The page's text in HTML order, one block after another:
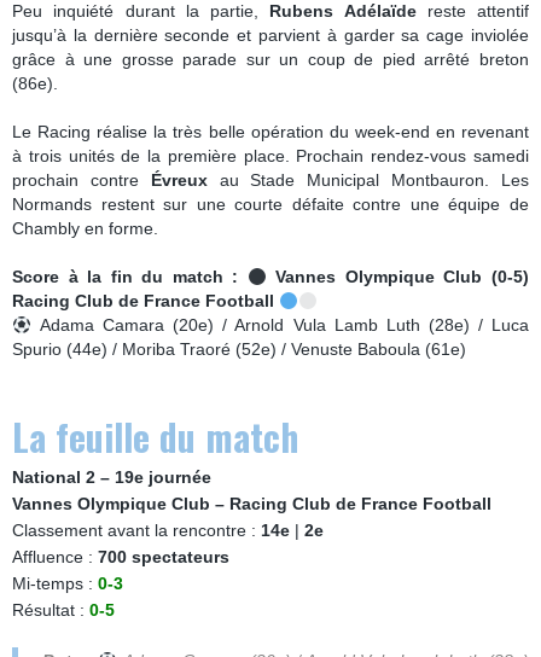
Peu inquiété durant la partie, Rubens Adélaïdereste attentif
jusqu’à la dernière seconde et parvient à garder sa cage inviolée
grâce à une grosse parade sur un coup de pied arrêté breton
(86e).
Le Racing réalise la très belle opération du week-end en revenant
à trois unités de la première place. Prochain rendez-vous samedi
prochain contre Évreuxau Stade Municipal Montbauron. Les
Normands restent sur une courte défaite contre une équipe de
Chambly en forme.
Score à la fin du match :
Vannes Olympique Club (0-5)
Racing Club de France Football
Adama Camara (20e) / Arnold Vula Lamb Luth (28e) / Luca
Spurio (44e) / Moriba Traoré (52e) / Venuste Baboula (61e)
La feuille du match
National 2 – 19e journée
Vannes Olympique Club – Racing Club de France Football
Classement avant la rencontre : 14e | 2e
Affluence : 700 spectateurs
Mi-temps : 0-3
Résultat : 0-5